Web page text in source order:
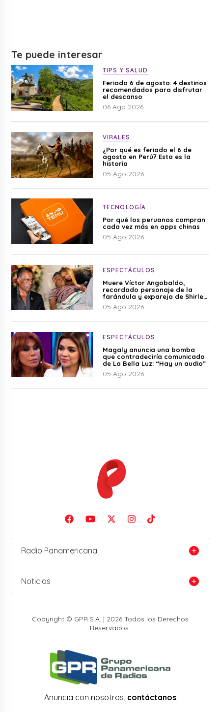
Te puede interesar
TIPS Y SALUD
Feriado 6 de agosto: 4 destinos
recomendados para disfrutar
el descanso
06 Ago 2026
VIRALES
¿Por qué es feriado el 6 de
agosto en Perú? Esta es la
historia
05 Ago 2026
TECNOLOGÍA
Por qué los peruanos compran
cada vez más en apps chinas
05 Ago 2026
ESPECTÁCULOS
Muere Víctor Angobaldo,
recordado personaje de la
farándula y expareja de Shirley
Cherres
05 Ago 2026
ESPECTÁCULOS
Magaly anuncia una bomba
que contradeciría comunicado
de La Bella Luz: “Hay un audio”
05 Ago 2026
Radio Panamericana
Noticias
Copyright © GPR S.A. | 2026 Todos los Derechos
Reservados.
Anuncia con nosotros, contáctanos